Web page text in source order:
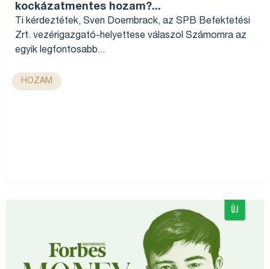
kockázatmentes hozam?...
Ti kérdeztétek, Sven Doernbrack, az SPB Befektetési
Zrt. vezérigazgató-helyettese válaszol Számomra az
egyik legfontosabb...
HOZAM